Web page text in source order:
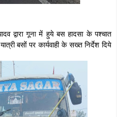
द्वारा गूना में हुये बस हादसा के पश्चात
बसों पर कार्यवाही के सख्त निर्देश दिये